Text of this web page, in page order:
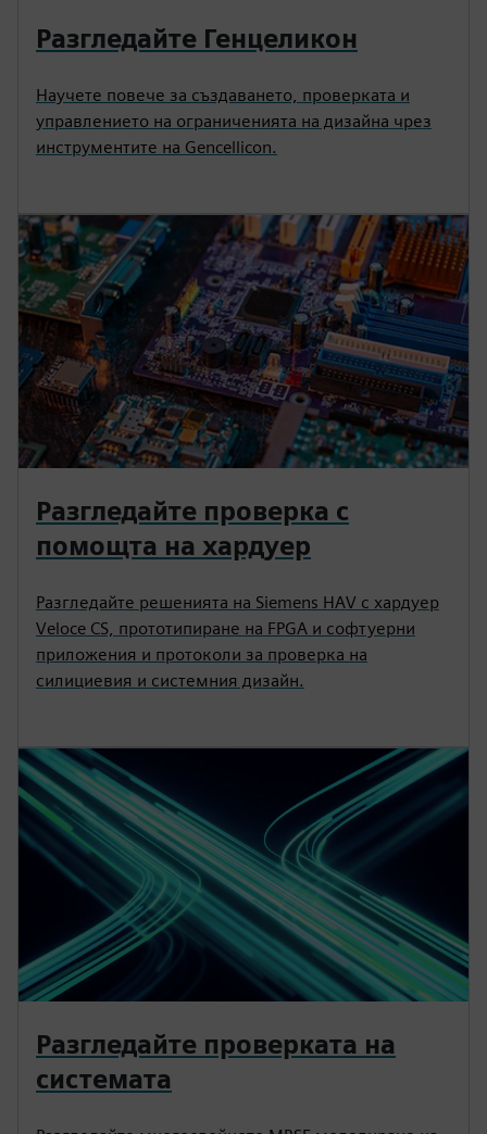
Разгледайте Генцеликон
Научете повече за създаването, проверката и
управлението на ограниченията на дизайна чрез
инструментите на Gencellicon.
Разгледайте проверка с
помощта на хардуер
Разгледайте решенията на Siemens HAV с хардуер
Veloce CS, прототипиране на FPGA и софтуерни
приложения и протоколи за проверка на
силициевия и системния дизайн.
Разгледайте проверката на
системата